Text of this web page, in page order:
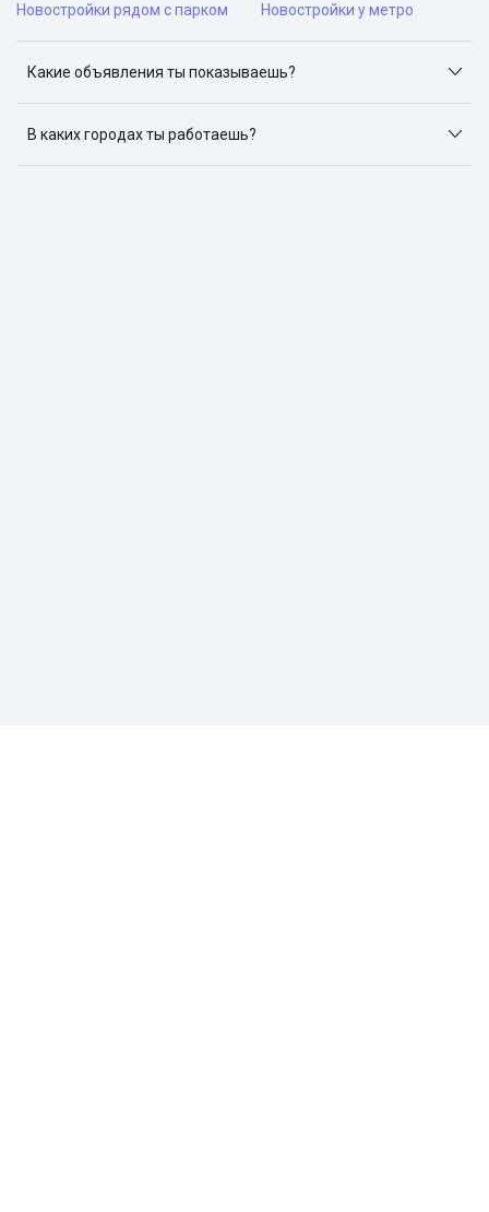
Новостройки рядом с парком
Новостройки у метро
Какие объявления ты показываешь?
объявлений: ЦИАН, Домклик, Яндекс.Недвижимость,
Авито, Самолет.Плюс.
В каких городах ты работаешь?